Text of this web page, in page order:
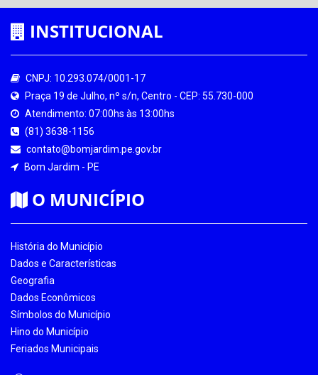
INSTITUCIONAL
CNPJ: 10.293.074/0001-17
Praça 19 de Julho, nº s/n, Centro - CEP: 55.730-000
Atendimento: 07:00hs às 13:00hs
(81) 3638-1156
contato@bomjardim.pe.gov.br
Bom Jardim - PE
O MUNICÍPIO
História do Município
Dados e Características
Geografia
Dados Econômicos
Símbolos do Município
Hino do Município
Feriados Municipais